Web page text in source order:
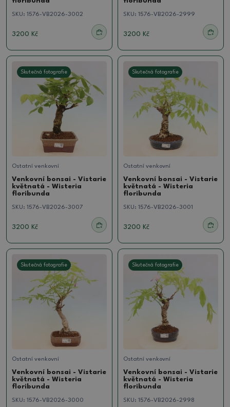
SKU: 1576-VB2026-3002
3200 Kč
SKU: 1576-VB2026-2999
3200 Kč
Skutečná fotografie
Ostatní venkovní
Venkovní bonsai - Vistarie
květnatá - Wisteria
floribunda
SKU: 1576-VB2026-3007
3200 Kč
Skutečná fotografie
Ostatní venkovní
Venkovní bonsai - Vistarie
květnatá - Wisteria
floribunda
SKU: 1576-VB2026-3001
3200 Kč
Skutečná fotografie
Ostatní venkovní
Venkovní bonsai - Vistarie
květnatá - Wisteria
floribunda
SKU: 1576-VB2026-3000
Skutečná fotografie
Ostatní venkovní
Venkovní bonsai - Vistarie
květnatá - Wisteria
floribunda
SKU: 1576-VB2026-2998